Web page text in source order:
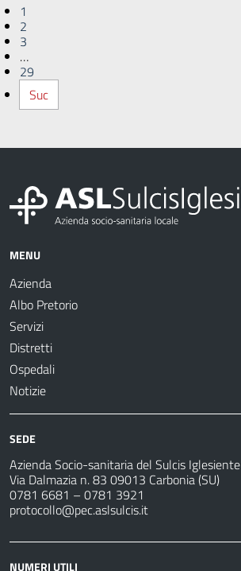
1
2
3
…
29
Suc
MENU
Azienda
Albo Pretorio
Servizi
Distretti
Ospedali
Notizie
SEDE
Azienda Socio-sanitaria del Sulcis Iglesiente
Via Dalmazia n. 83 09013 Carbonia (SU)
0781 6681 – 0781 3921
protocollo@pec.aslsulcis.it
NUMERI UTILI